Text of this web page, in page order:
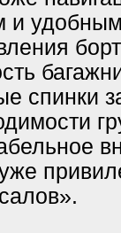
и
спинки